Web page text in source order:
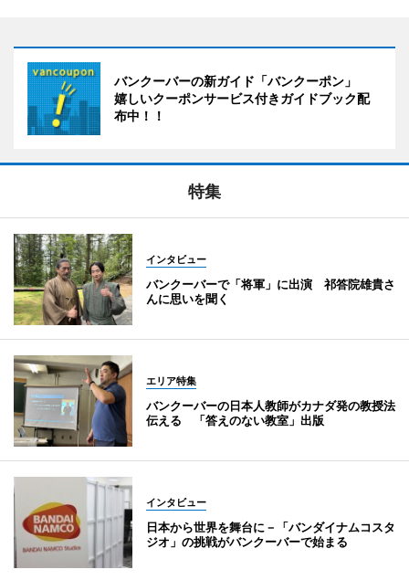
バンクーバーの新ガイド「バンクーポン」
嬉しいクーポンサービス付きガイドブック配
布中！！
特集
インタビュー
バンクーバーで「将軍」に出演 祁答院雄貴さ
んに思いを聞く
エリア特集
バンクーバーの日本人教師がカナダ発の教授法
伝える 「答えのない教室」出版
インタビュー
日本から世界を舞台に－「バンダイナムコスタ
ジオ」の挑戦がバンクーバーで始まる